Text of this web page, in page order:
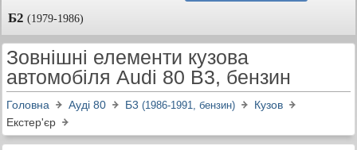
Б2 (1979-1986)
Зовнішні елементи кузова
автомобіля Audi 80 B3, бензин
Головна Ауді 80 Б3 (1986-1991, бензин)
Кузов
Екстер'єр